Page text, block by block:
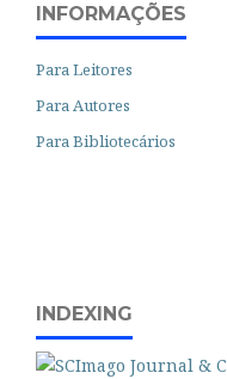
INFORMAÇÕES
Para Leitores
Para Autores
Para Bibliotecários
INDEXING